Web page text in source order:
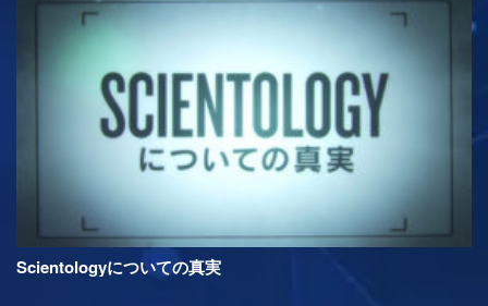
Scientologyについての真実